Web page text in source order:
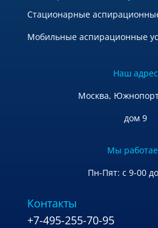
Стационарные
Мобильные аспирационные
Наш адрес
Москва,
дом 9
Мы
Пн-Пят: с 9-00
Контакты
+7-495-255-70-95